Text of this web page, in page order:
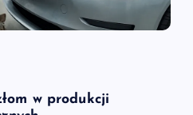
w produkcji